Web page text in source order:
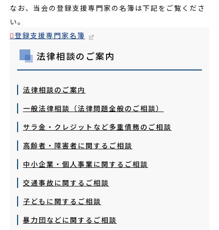
なお、当会の登録支援専門家の名簿は下記をご覧くださ
い。
登録支援専門家名簿
法律相談のご案内
法律相談のご案内
一般法律相談（法律問題全般のご相談）
サラ金・クレジットなど多重債務のご相談
高齢者・障害者に関するご相談
中小企業・個人事業に関するご相談
交通事故に関するご相談
子どもに関するご相談
暴力団などに関するご相談